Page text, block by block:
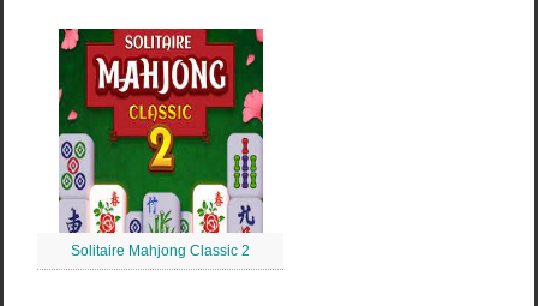
Solitaire Mahjong Classic 2